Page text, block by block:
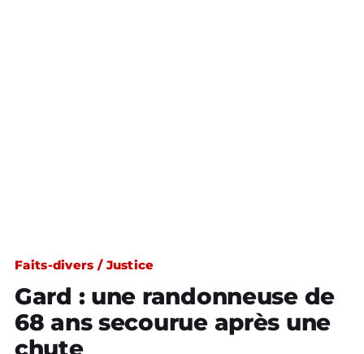
Faits-divers / Justice
Gard : une randonneuse de
68 ans secourue après une
chute